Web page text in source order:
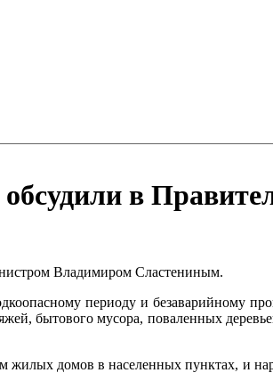
в
Владимиром Сластениным.
периоду и безаварийному
бытового мусора, поваленных
жилых домов в населенных пунктах, и